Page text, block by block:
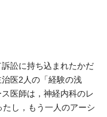
訟に持ち込まれたかだ
医2人の「経験の浅
医師は，神経内科のレ
し，もう一人のアーシ